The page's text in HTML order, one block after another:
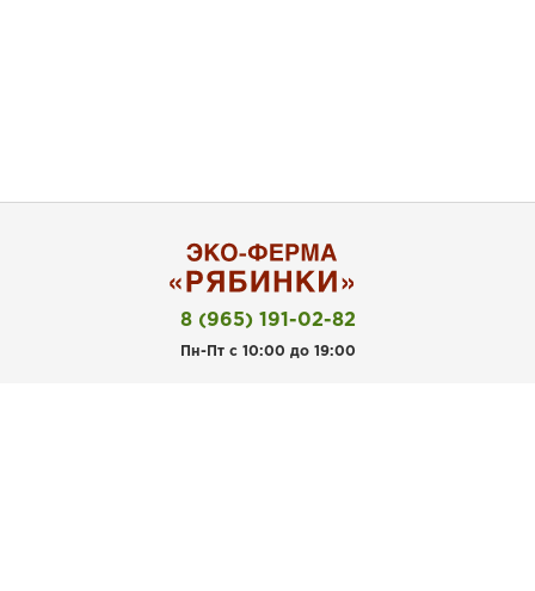
8 (965) 191-02-82
Пн-Пт с 10:00 до 19:00